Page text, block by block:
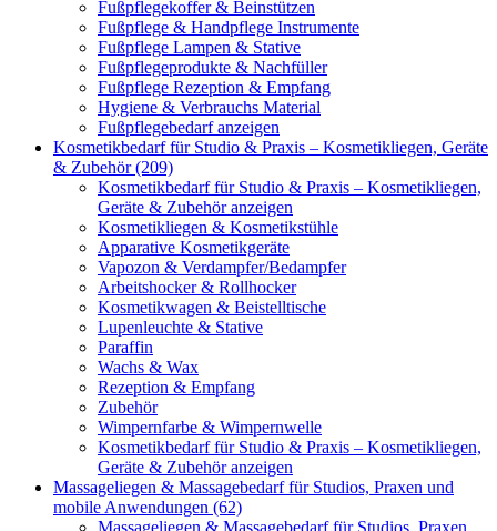
Fußpflegekoffer & Beinstützen
Fußpflege & Handpflege Instrumente
Fußpflege Lampen & Stative
Fußpflegeprodukte & Nachfüller
Fußpflege Rezeption & Empfang
Hygiene & Verbrauchs Material
Fußpflegebedarf anzeigen
Kosmetikbedarf für Studio & Praxis – Kosmetikliegen, Geräte
& Zubehör (209)
Kosmetikbedarf für Studio & Praxis – Kosmetikliegen,
Geräte & Zubehör anzeigen
Kosmetikliegen & Kosmetikstühle
Apparative Kosmetikgeräte
Vapozon & Verdampfer/Bedampfer
Arbeitshocker & Rollhocker
Kosmetikwagen & Beistelltische
Lupenleuchte & Stative
Paraffin
Wachs & Wax
Rezeption & Empfang
Zubehör
Wimpernfarbe & Wimpernwelle
Kosmetikbedarf für Studio & Praxis – Kosmetikliegen,
Geräte & Zubehör anzeigen
Massageliegen & Massagebedarf für Studios, Praxen und
mobile Anwendungen (62)
Massageliegen & Massagebedarf für Studios, Praxen